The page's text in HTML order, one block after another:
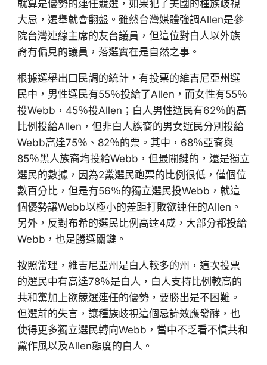
就算是優勢的連任競選，如果犯了美國的種族歧視
大忌，選舉就會翻盤。雖然台灣媒體強調Allen是參
院台灣連線主席的友台議員，但這位對白人以外族
裔有偏見的議員，落選實在是自然之事。
根據選舉出口民調的統計，有投票的維吉尼亞州選
民中，男性選民有55％投給了Allen，而女性有55％
投Webb，45％投Allen；白人男性選民有62％的高
比例投給Allen，但非白人族裔的男女選民分別投給
Webb高達75％、82％的票。其中，68％亞裔與
85％黑人族裔均投給Webb，但最關鍵的，還是獨立
選民的數據，因為2黨選民跑票的比例很低，僅個位
數百分比，但是有56％的獨立選民投Webb，就這
個優勢讓Webb以極小的差距打敗欲連任的Allen。
另外，反對布希的選民比例高達4成，大部分都投給
Webb，也是勝選關鍵。
按照常理，維吉尼亞州是白人較多的州，這次投票
的選民中有高達78％是白人，白人支持比例較高的
共和黨加上欲競選連任的優勢，要勝出是不困難。
但選前的失言，讓種族歧視這個忌諱效應發酵，也
使得更多獨立選民轉向Webb，當中不乏看不慣共和
黨作風以及Allen態度的白人。